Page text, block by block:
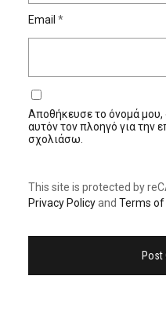
Email *
Αποθήκευσε το όνομά μου,
αυτόν τον πλοηγό για την
σχολιάσω.
This site is protected by
Privacy Policyand Terms of